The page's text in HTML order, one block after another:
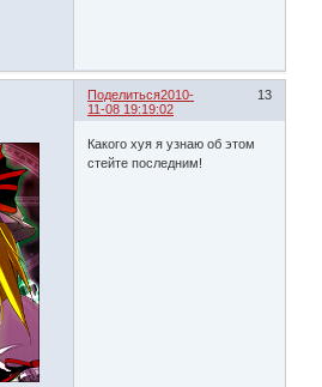
Поделиться 13
2010-
11-08 19:19:02
Какого хуя я узнаю об этом
стейте последним!